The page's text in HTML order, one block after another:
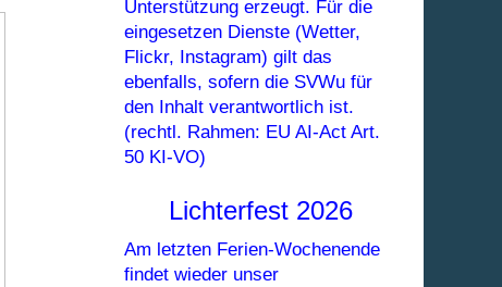
Unterstützung erzeugt. Für die
eingesetzen Dienste (Wetter,
Flickr, Instagram) gilt das
ebenfalls, sofern die SVWu für
den Inhalt verantwortlich ist.
(rechtl. Rahmen: EU AI-Act Art.
50 KI-VO)
Lichterfest 2026
Am letzten Ferien-Wochenende
findet wieder unser